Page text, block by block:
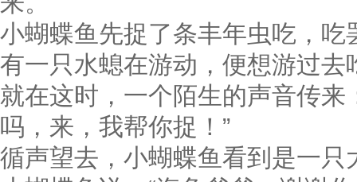
小蝴蝶鱼先捉了条丰年虫吃，
有一只水螅在游动，便想游过去
就在这时，一个陌生的声音传来
吗，来，我帮你捉！”
循声望去，小蝴蝶鱼看到是一只